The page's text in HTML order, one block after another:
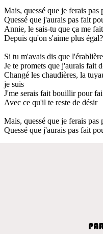
Mais, quessé que je ferais pas
Quessé que j'aurais pas fait
Annie, le sais-tu que ça me
Depuis qu'on s'aime plus égal?
Si tu m'avais dis que
Je te promets que j'aurais fait
Changé les chaudières, la
je suis
J'me serais fait bouillir pour
Avec ce qu'il te reste de désir
Mais, quessé que je ferais pas
Quessé que j'aurais pas fait